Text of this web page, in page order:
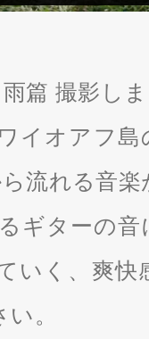
篇 撮影し
イオアフ
流れる音
ギターの
いく、爽
。